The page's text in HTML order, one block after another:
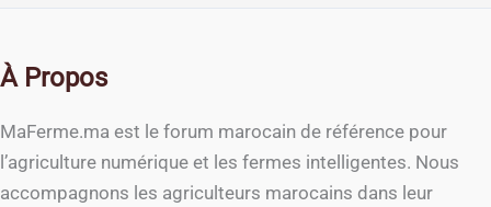
À Propos
MaFerme.ma est le forum marocain de référence pour
l’agriculture numérique et les fermes intelligentes. Nous
accompagnons les agriculteurs marocains dans leur